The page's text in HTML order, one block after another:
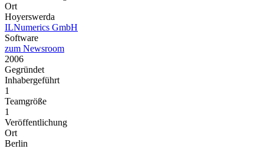
Ort
Hoyerswerda
ILNumerics GmbH
Software
zum Newsroom
2006
Gegründet
Inhabergeführt
1
Teamgröße
1
Veröffentlichung
Ort
Berlin